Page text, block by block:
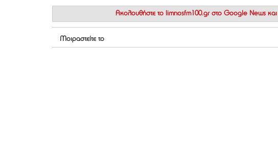
Ακολουθήστε το limnosfm100.gr στο Google News
Μοιραστείτε το